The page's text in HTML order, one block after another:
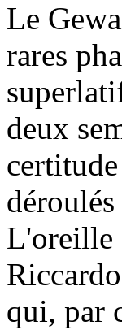
Le
rares
deux
L'oreille
qui, par